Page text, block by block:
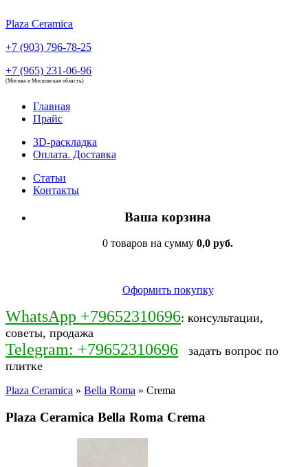
Plaza Ceramica
+7 (903) 796-78-25
+7 (965) 231-06-96
(Москва и Московская область)
Главная
Прайс
3D-раскладка
Оплата. Доставка
Статьи
Контакты
Ваша корзина
0 товаров на сумму 0,0 руб.
Оформить покупку
WhatsApp +79652310696: консультации,
советы, продажа
Telegram: +79652310696
задать вопрос по
плитке
Plaza Ceramica » Bella Roma » Crema
Plaza Ceramica Bella Roma Crema